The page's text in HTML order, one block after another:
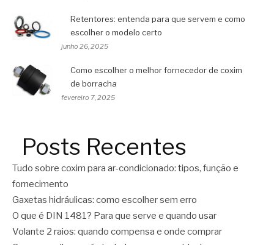
Retentores: entenda para que servem e como
escolher o modelo certo
junho 26, 2025
Como escolher o melhor fornecedor de coxim
de borracha
fevereiro 7, 2025
Posts Recentes
Tudo sobre coxim para ar-condicionado: tipos, função e
fornecimento
Gaxetas hidráulicas: como escolher sem erro
O que é DIN 1481? Para que serve e quando usar
Volante 2 raios: quando compensa e onde comprar